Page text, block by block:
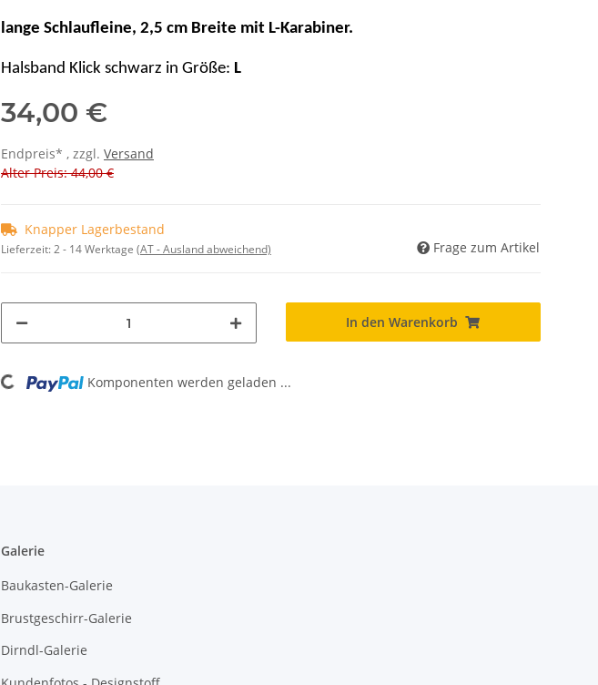
lange Schlaufleine, 2,5 cm Breite mit L-Karabiner.
Halsband Klick schwarz in Größe: L
34,00 €
Endpreis* , zzgl. Versand
Alter Preis: 44,00 €
Knapper Lagerbestand
Lieferzeit:2 - 14 Werktage (AT - Ausland abweichend) Frage zum Artikel
In den Warenkorb
Loading... Komponenten werden geladen ...
Galerie
Baukasten-Galerie
Brustgeschirr-Galerie
Dirndl-Galerie